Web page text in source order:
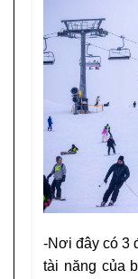
-Nơi đây có 3
tài năng của